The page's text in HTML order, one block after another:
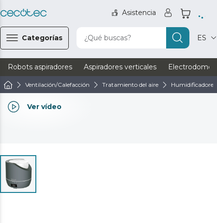
Asistencia
Categorías ¿Qué buscas? ES
Robots aspiradores Aspiradores verticales
Ventilación/Calefacción Tratamiento del aire Humidificadores
Ver vídeo